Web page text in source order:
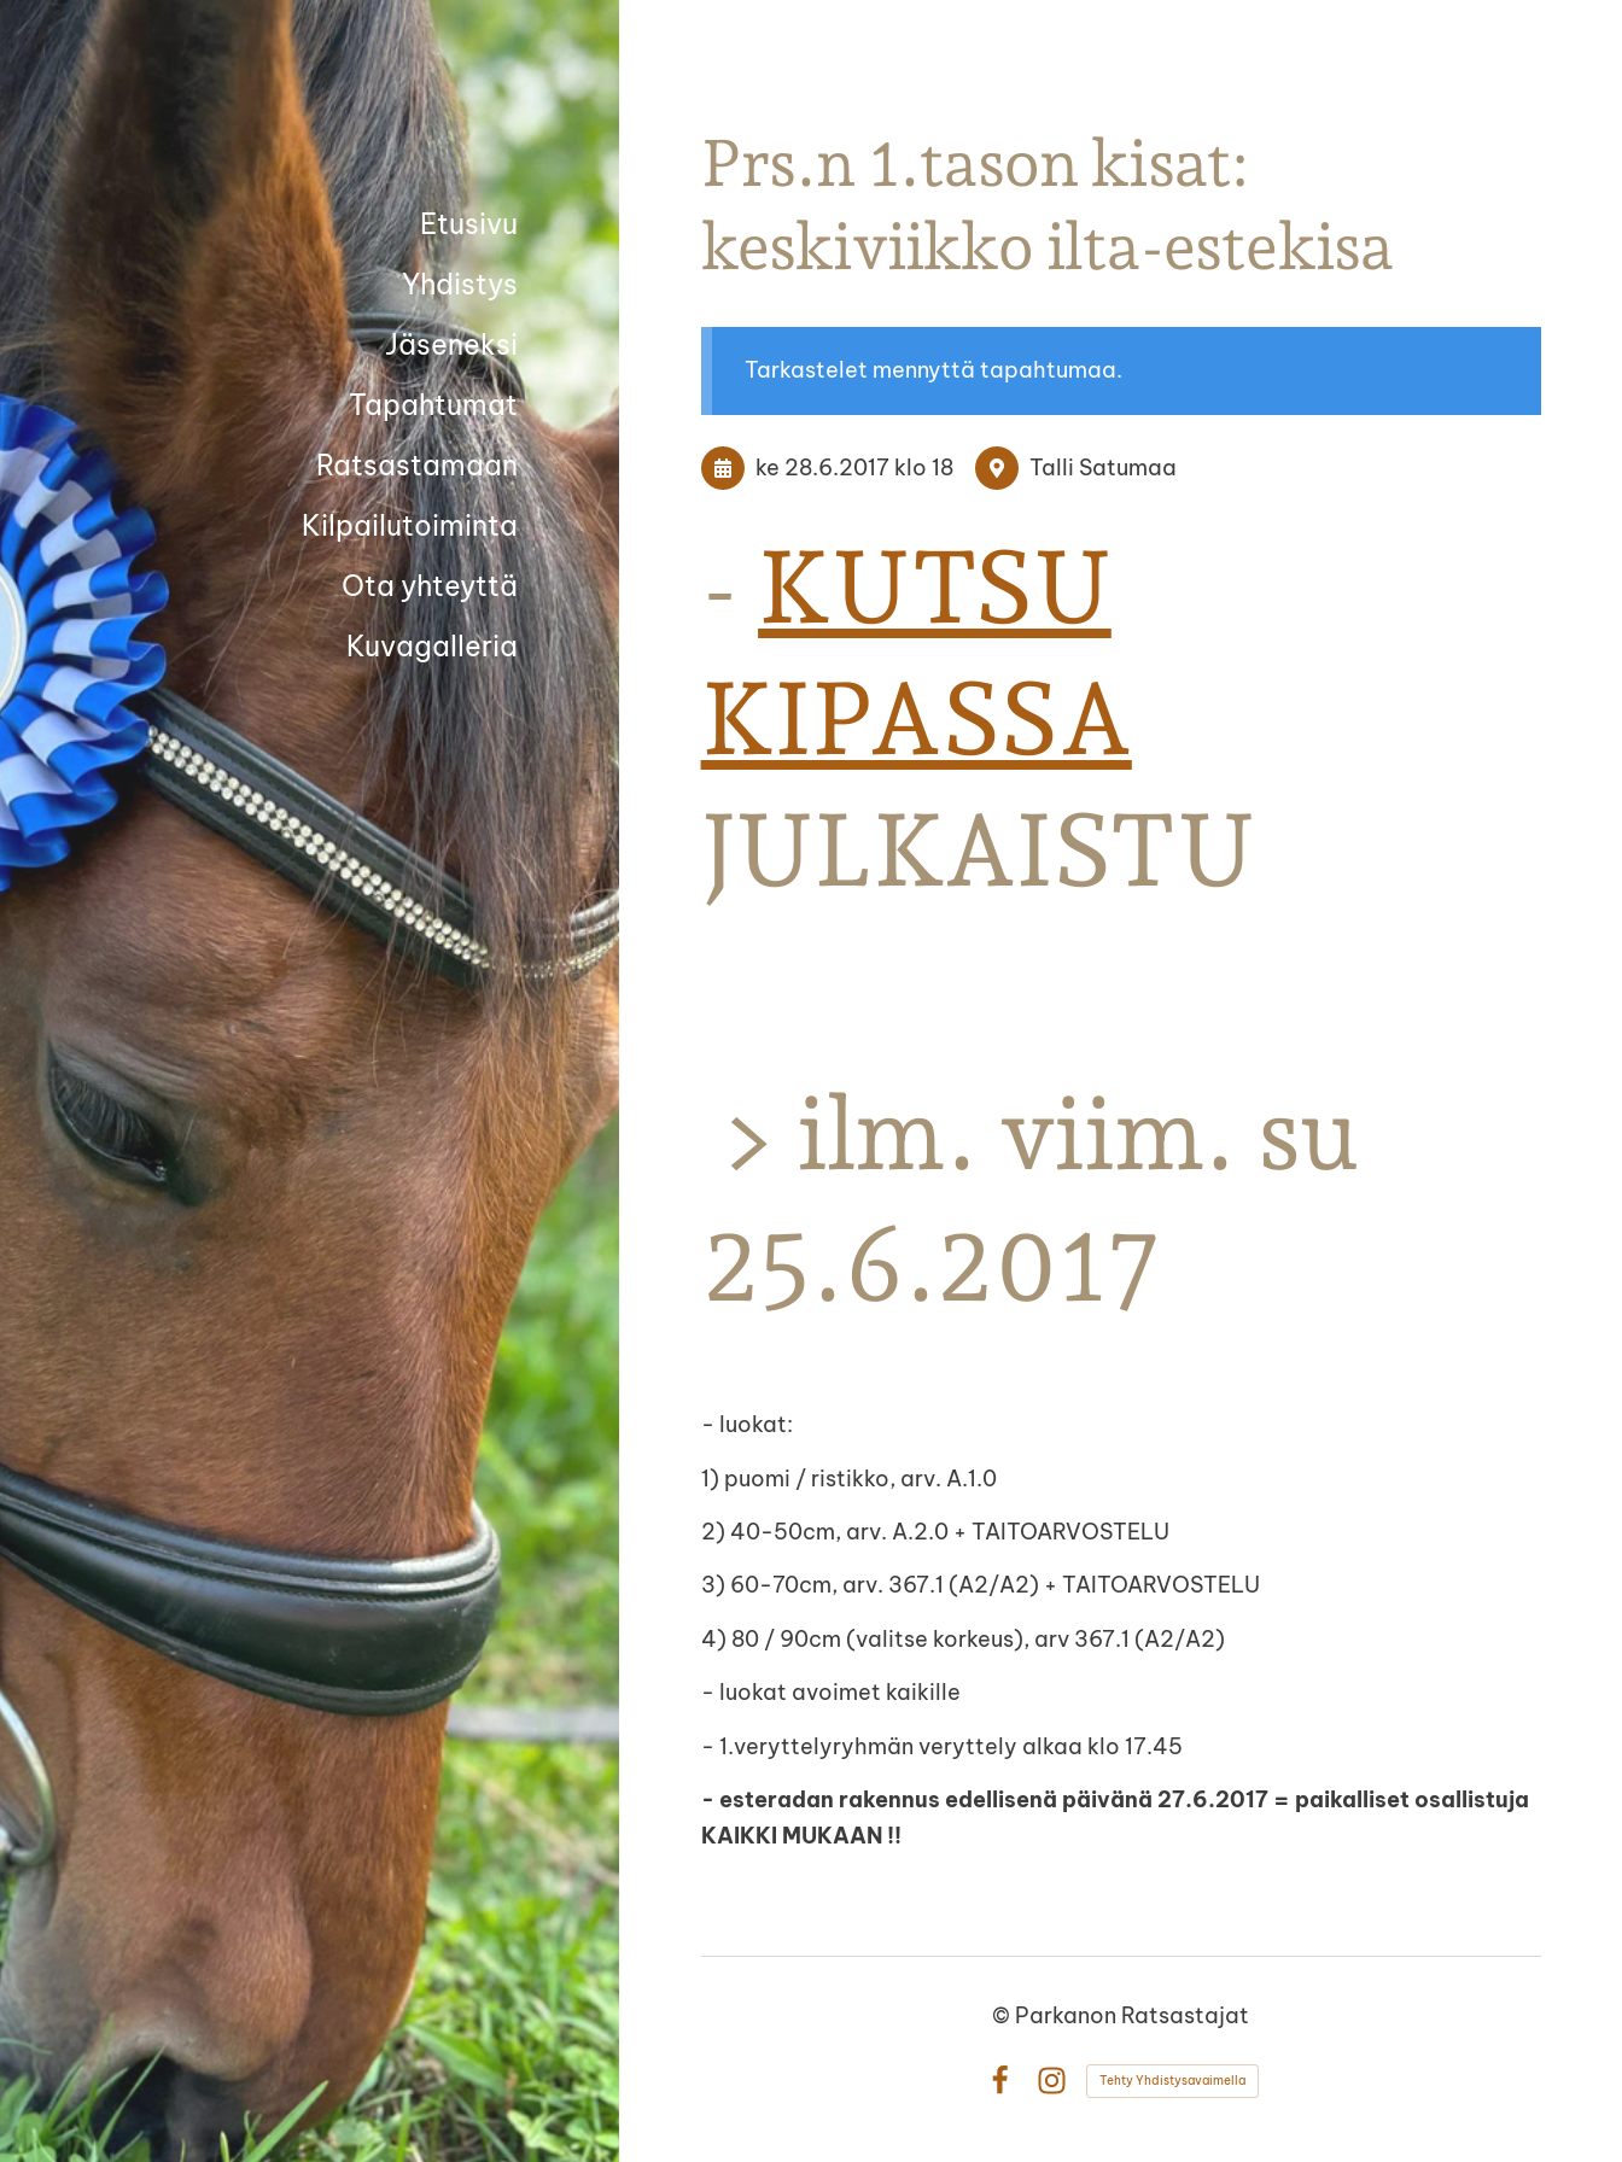
Siirry
sivun
sisältöön
Parkanon Ratsastajat
Etusivu
Yhdistys
Jäseneksi
Tapahtumat
Ratsastamaan
Kilpailutoiminta
Ota yhteyttä
Kuvagalleria
Prs.n 1.tason kisat:
keskiviikko ilta-estekisa
Tarkastelet mennyttä tapahtumaa.
ke 28.6.2017 klo 18 Talli Satumaa
- KUTSU
KIPASSA
JULKAISTU
> ilm. viim. su
25.6.2017
- luokat:
1) puomi / ristikko, arv. A.1.0
2) 40-50cm, arv. A.2.0 + TAITOARVOSTELU
3) 60-70cm, arv. 367.1 (A2/A2) + TAITOARVOSTELU
4) 80 / 90cm (valitse korkeus), arv 367.1 (A2/A2)
- luokat avoimet kaikille
- 1.veryttelyryhmän veryttely alkaa klo 17.45
- esteradan rakennus edellisenä päivänä 27.6.2017 = paikalliset osallistuja
KAIKKI MUKAAN !!
© Parkanon Ratsastajat
Tehty Yhdistysavaimella